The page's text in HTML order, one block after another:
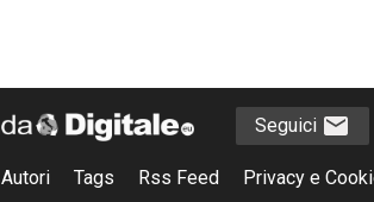
Seguici
Autori Tags Rss Feed Privacy e